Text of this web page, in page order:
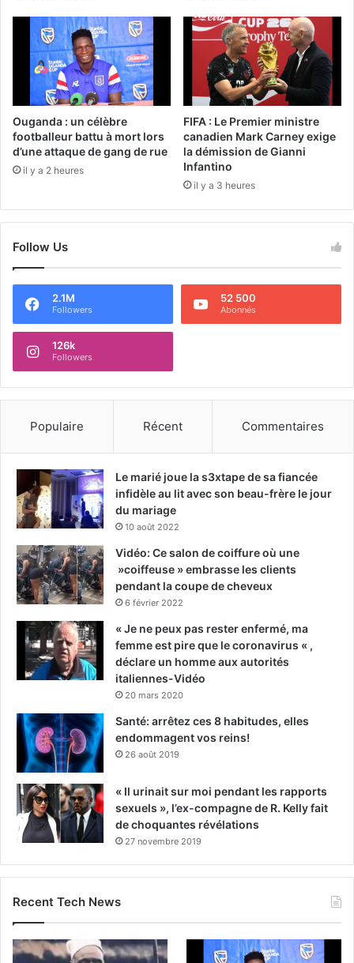
Ouganda : un célèbre
footballeur battu à mort lors
d’une attaque de gang de rue
il y a 2 heures
FIFA : Le Premier ministre
canadien Mark Carney exige
la démission de Gianni
Infantino
il y a 3 heures
Follow Us
2.1M
Followers
52 500
Abonnés
126k
Followers
Populaire Récent Commentaires
Le marié joue la s3xtape de sa fiancée
infidèle au lit avec son beau-frère le jour
du mariage
10 août 2022
Vidéo: Ce salon de coiffure où une
»coiffeuse » embrasse les clients
pendant la coupe de cheveux
6 février 2022
« Je ne peux pas rester enfermé, ma
femme est pire que le coronavirus « ,
déclare un homme aux autorités
italiennes-Vidéo
20 mars 2020
Santé: arrêtez ces 8 habitudes, elles
endommagent vos reins!
26 août 2019
« Il urinait sur moi pendant les rapports
sexuels », l’ex-compagne de R. Kelly fait
de choquantes révélations
27 novembre 2019
Recent Tech News